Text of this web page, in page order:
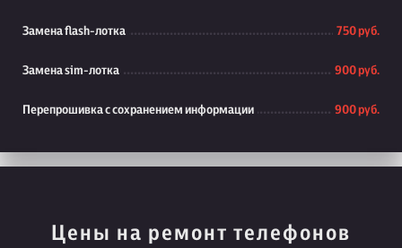
Замена flash-лотка 750 руб.
Замена sim-лотка 900 руб.
Перепрошивка с сохранением информации 900 руб.
Цены на ремонт телефонов